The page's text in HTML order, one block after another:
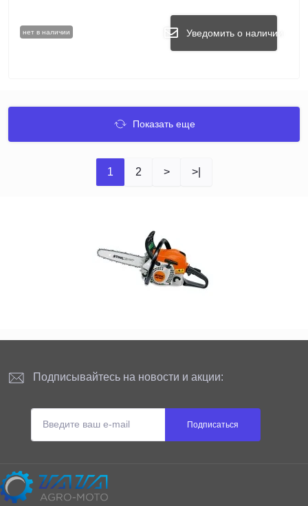
нет в наличии Уведомить о наличии
Показать еще
1 2 > >|
Подписывайтесь на новости и акции:
Подписаться